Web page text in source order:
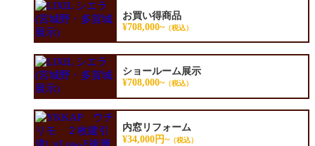
お買い得商品
¥708,000~（税込）
ショールーム展示
¥708,000~（税込）
内窓リフォーム
¥34,000円~（税込）